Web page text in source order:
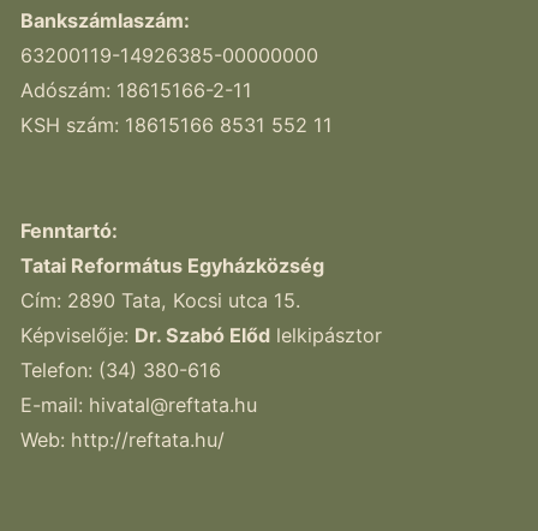
Bankszámlaszám:
63200119-14926385-00000000
Adószám: 18615166-2-11
KSH szám: 18615166 8531 552 11
Fenntartó:
Tatai Református Egyházközség
Cím: 2890 Tata, Kocsi utca 15.
Képviselője: Dr. Szabó Előd lelkipásztor
Telefon: (34) 380-616
E-mail: hivatal@reftata.hu
Web: http://reftata.hu/